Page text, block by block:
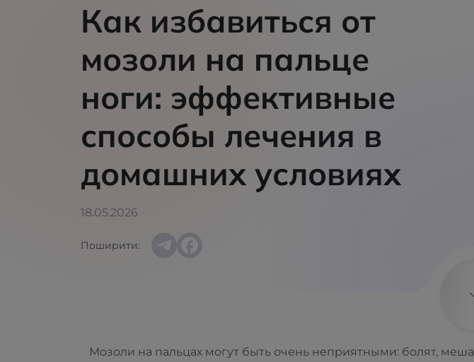
Как избавиться от
мозоли на пальце
ноги: эффективные
способы лечения в
домашних условиях
18.05.2026
Поширити:
Мозоли на пальцах могут быть очень неприятными: болят,